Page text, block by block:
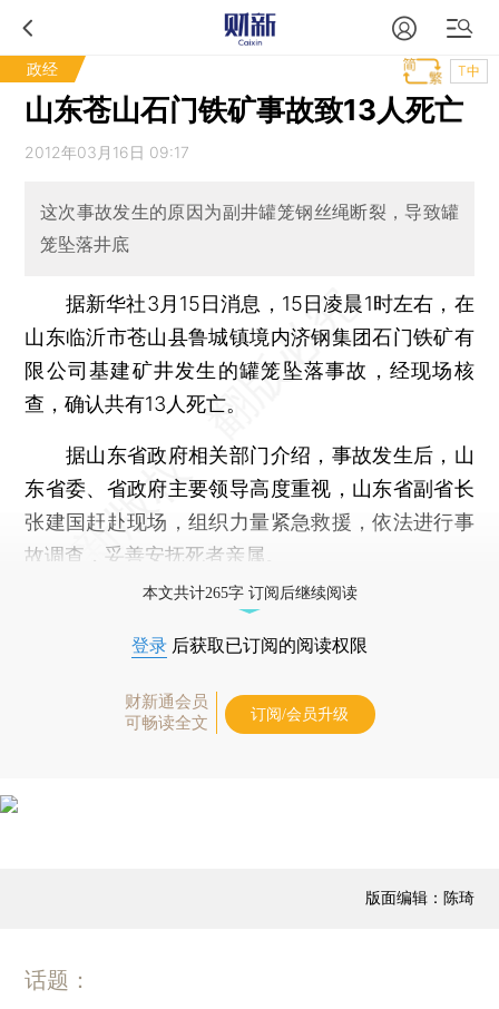
政经 T中
山东苍山石门铁矿事故致13人死亡
2012年03月16日 09:17
这次事故发生的原因为副井罐笼钢丝绳断裂，导致罐
笼坠落井底
据新华社3月15日消息，15日凌晨1时左右，在
山东临沂市苍山县鲁城镇境内济钢集团石门铁矿有
限公司基建矿井发生的罐笼坠落事故，经现场核
查，确认共有13人死亡。
据山东省政府相关部门介绍，事故发生后，山
东省委、省政府主要领导高度重视，山东省副省长
张建国赶赴现场，组织力量紧急救援，依法进行事
故调查，妥善安抚死者亲属。
本文共计265字 订阅后继续阅读
登录 后获取已订阅的阅读权限
财新通会员
可畅读全文
订阅/会员升级
版面编辑：陈琦
话题：